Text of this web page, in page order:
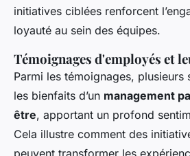
initiatives ciblées renforcent
loyauté au sein des équipes.
Témoignages d'employés et
Parmi les témoignages, plusieurs
les bienfaits d’un management
être, apportant un profond
Cela illustre comment des